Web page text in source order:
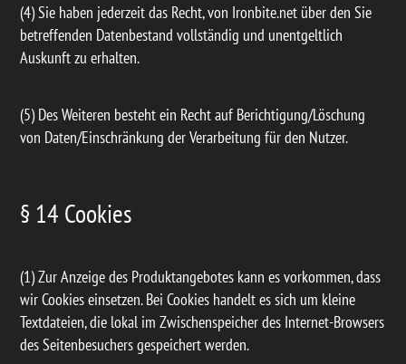
(4) Sie haben jederzeit das Recht, von Ironbite.net über den Sie
betreffenden Datenbestand vollständig und unentgeltlich
Auskunft zu erhalten.
(5) Des Weiteren besteht ein Recht auf Berichtigung/Löschung
von Daten/Einschränkung der Verarbeitung für den Nutzer.
§ 14 Cookies
(1) Zur Anzeige des Produktangebotes kann es vorkommen, dass
wir Cookies einsetzen. Bei Cookies handelt es sich um kleine
Textdateien, die lokal im Zwischenspeicher des Internet-Browsers
des Seitenbesuchers gespeichert werden.